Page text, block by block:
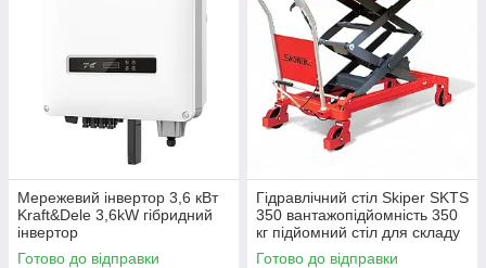
Мережевий інвертор 3,6 кВт
Kraft&Dele 3,6kW гібридний
інвертор
Готово до відправки
Гідравлічний стіл Skiper SKTS
350 вантажопідйомність 350
кг підйомний стіл для складу
та СТО
Готово до відправки